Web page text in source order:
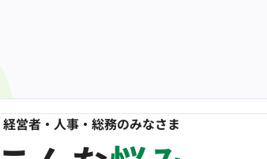
経営者・人事・総務のみなさま